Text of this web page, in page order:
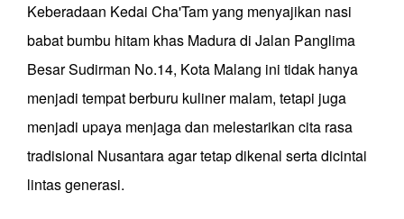
Keberadaan Kedai Cha'Tam yang menyajikan nasi
babat bumbu hitam khas Madura di Jalan Panglima
Besar Sudirman No.14, Kota Malang ini tidak hanya
menjadi tempat berburu kuliner malam, tetapi juga
menjadi upaya menjaga dan melestarikan cita rasa
tradisional Nusantara agar tetap dikenal serta dicintai
lintas generasi.